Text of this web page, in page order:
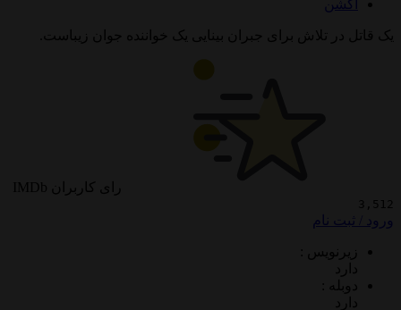
تلاش برای جبران بینایی یک خواننده جوان زیباست.
نام
: